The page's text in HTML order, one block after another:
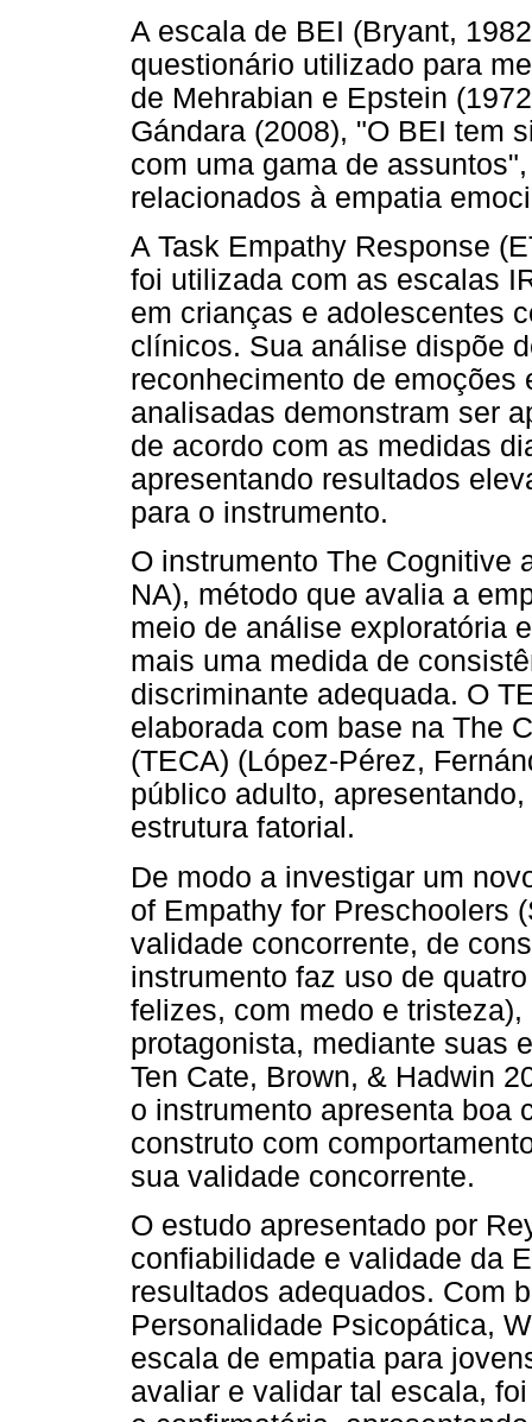
A escala de BEI (Bryant,
questionário utilizado para
de Mehrabian e Epstein
Gándara (2008), "O BEI tem
com uma gama de
relacionados à empatia
A Task Empathy Response
foi utilizada com as escalas
em crianças e adolescentes
clínicos. Sua análise dispõe
reconhecimento de emoções
analisadas demonstram ser
de acordo com as medidas
apresentando resultados
para o instrumento.
O instrumento The Cognitive
NA), método que avalia a
meio de análise exploratória
mais uma medida de
discriminante adequada. O
elaborada com base na The
(TECA) (López-Pérez,
público adulto,
estrutura fatorial.
De modo a investigar um
of Empathy for Preschoolers
validade concorrente, de
instrumento faz uso de
felizes, com medo e
protagonista, mediante suas
Ten Cate, Brown, & Hadwin
o instrumento apresenta boa
construto com
sua validade concorrente.
O estudo apresentado por
confiabilidade e validade da
resultados adequados. Com
Personalidade Psicopática,
escala de empatia para
avaliar e validar tal escala,